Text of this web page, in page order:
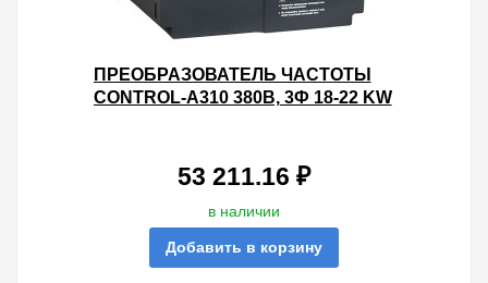
ПРЕОБРАЗОВАТЕЛЬ ЧАСТОТЫ
CONTROL-A310 380В, 3Ф 18-22 KW
53 211.16 ₽
в наличии
Добавить в корзину